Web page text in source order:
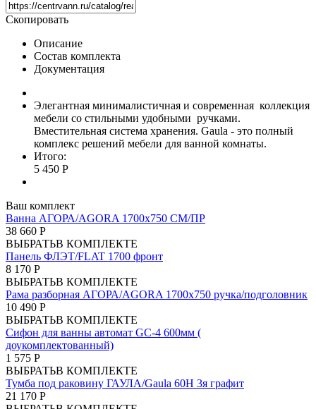
Скопировать
Описание
Состав комплекта
Документация
Элегантная минималистичная и современная коллекция
мебели со стильными удобными ручками.
Вместительная система хранения. Gaula - это полный
комплекс решений мебели для ванной комнаты.
Итого:
5 450 Р
Ваш комплект
Ванна АГОРА/AGORA 1700х750 СМ/ПР
38 660 Р
ВЫБРАТЬВ КОМПЛЕКТЕ
Панель ФЛЭТ/FLAT 1700 фронт
8 170 Р
ВЫБРАТЬВ КОМПЛЕКТЕ
Рама разборная АГОРА/AGORA 1700х750 ручка/подголовник
10 490 Р
ВЫБРАТЬВ КОМПЛЕКТЕ
Сифон для ванны автомат GC-4 600мм (
доукомплектованный)
1 575 Р
ВЫБРАТЬВ КОМПЛЕКТЕ
Тумба под раковину ГАУЛА/Gaula 60Н 3я графит
21 170 Р